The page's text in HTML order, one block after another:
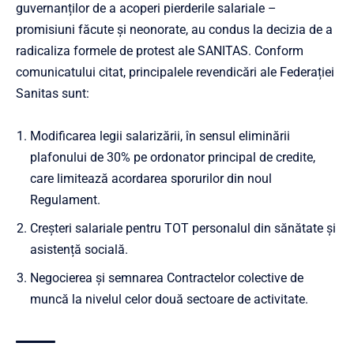
guvernanților de a acoperi pierderile salariale –
promisiuni făcute și neonorate, au condus la decizia de a
radicaliza formele de protest ale SANITAS. Conform
comunicatului citat, principalele revendicări ale Federației
Sanitas sunt:
Modificarea legii salarizării, în sensul eliminării
plafonului de 30% pe ordonator principal de credite,
care limitează acordarea sporurilor din noul
Regulament.
Creșteri salariale pentru TOT personalul din sănătate și
asistență socială.
Negocierea și semnarea Contractelor colective de
muncă la nivelul celor două sectoare de activitate.